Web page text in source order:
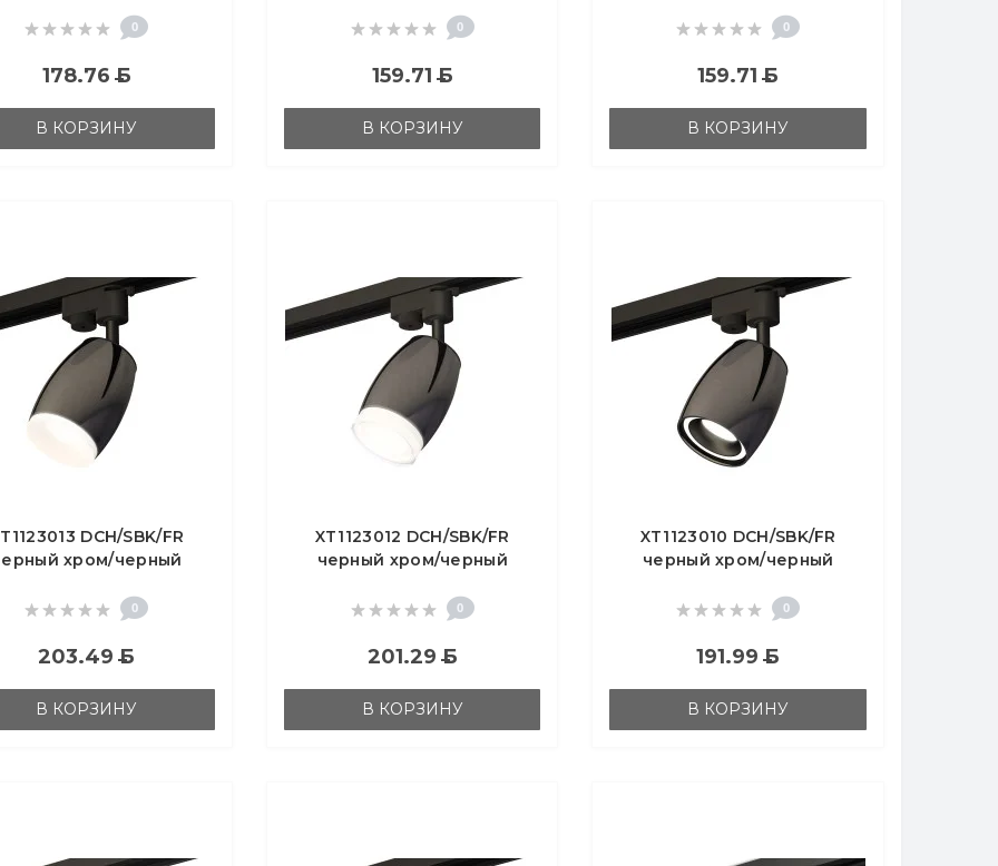
белый матовый
0
178.76Б
В КОРЗИНУ
песок/кофе MR16 GU5.3
0
159.71Б
В КОРЗИНУ
песок/тонированный MR16
0
159.71Б
В КОРЗИНУ
DCH/SBK/FR
хром/черный
GU5.3 (A2521, C1123,
0
203.49Б
В КОРЗИНУ
XT1123012 DCH/SBK/FR
черный хром/черный
MR16 GU5.3 (A2521, C1123,
0
201.29Б
В КОРЗИНУ
XT1123010 DCH/SBK/FR
черный хром/черный
MR16 GU5.3 (A2521, C1123,
0
191.99Б
В КОРЗИНУ